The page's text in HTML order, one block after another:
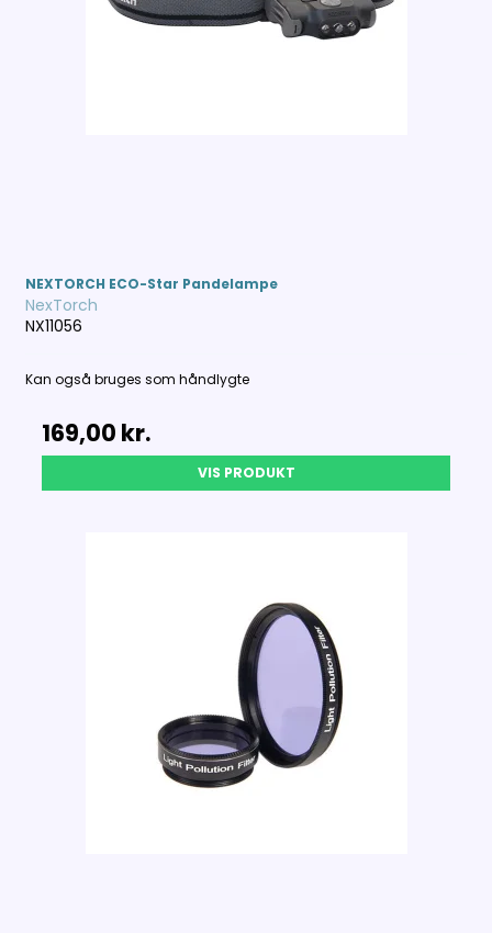
NEXTORCH ECO-Star Pandelampe
NexTorch
NX11056
Kan også bruges som håndlygte
169,00 kr.
VIS PRODUKT